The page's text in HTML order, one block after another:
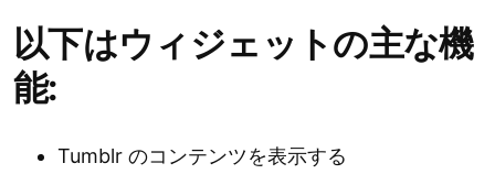
以下はウィジェットの主な機
能:
Tumblr のコンテンツを表示する